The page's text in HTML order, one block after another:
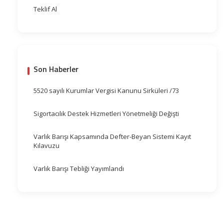
Teklif Al
Son Haberler
5520 sayılı Kurumlar Vergisi Kanunu Sirküleri /73
Sigortacılık Destek Hizmetleri Yönetmeliği Değişti
Varlık Barışı Kapsamında Defter-Beyan Sistemi Kayıt
Kılavuzu
Varlık Barışı Tebliği Yayımlandı